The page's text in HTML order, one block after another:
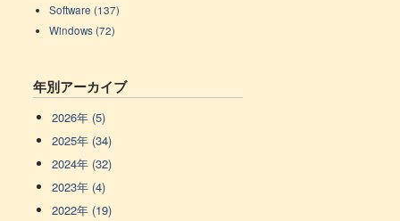
Software (137)
Windows (72)
年別アーカイブ
2026年 (5)
2025年 (34)
2024年 (32)
2023年 (4)
2022年 (19)